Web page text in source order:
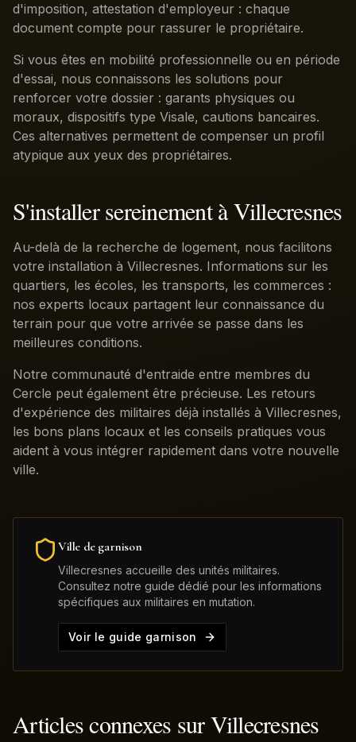
d'imposition, attestation d'employeur : chaque
document compte pour rassurer le propriétaire.
Si vous êtes en mobilité professionnelle ou en période
d'essai, nous connaissons les solutions pour
renforcer votre dossier : garants physiques ou
moraux, dispositifs type Visale, cautions bancaires.
Ces alternatives permettent de compenser un profil
atypique aux yeux des propriétaires.
S'installer sereinement à Villecresnes
Au-delà de la recherche de logement, nous facilitons
votre installation à Villecresnes. Informations sur les
quartiers, les écoles, les transports, les commerces :
nos experts locaux partagent leur connaissance du
terrain pour que votre arrivée se passe dans les
meilleures conditions.
Notre communauté d'entraide entre membres du
Cercle peut également être précieuse. Les retours
d'expérience des militaires déjà installés à Villecresnes,
les bons plans locaux et les conseils pratiques vous
aident à vous intégrer rapidement dans votre nouvelle
ville.
Ville de garnison
Villecresnes accueille des unités militaires.
Consultez notre guide dédié pour les informations
spécifiques aux militaires en mutation.
Voir le guide garnison
Articles connexes surVillecresnes